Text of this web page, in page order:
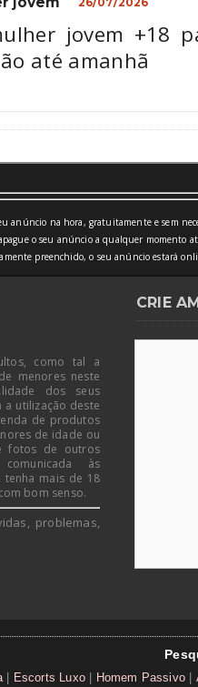
jovem +18
até amanhã
anúncio na hora, gratuitamente e sem
o seu anúncio a qualquer momento
preenchido, o seu anúncio estará
como tal a
menores neste
dos seus
utilização deste
de produtos
de idade ou
fotos de outros
às
tenha mais de 18
bom senso.
problemas,
CRIE
Escorts Luxo Homem Passivo